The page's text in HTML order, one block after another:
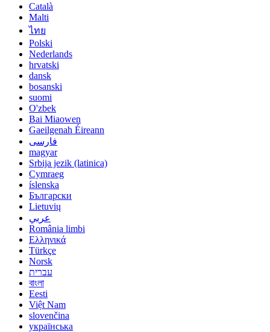
Català
Malti
ไทย
Polski
Nederlands
hrvatski
dansk
bosanski
suomi
O'zbek
Bai Miaowen
Gaeilgenah Éireann
فارسی
magyar
Srbija jezik (latinica)
Cymraeg
íslenska
Български
Lietuvių
عربي
România limbi
Ελληνικά
Türkçe
Norsk
עברית
বাংলা
Eesti
Việt Nam
slovenčina
українська